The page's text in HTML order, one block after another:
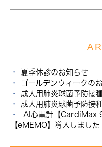
夏季休診のお知らせ
ゴールデンウィークの
成人用肺炎球菌予防接
成人用肺炎球菌予防接
AI心電計【CardiMax
【eMEMO】導入しました